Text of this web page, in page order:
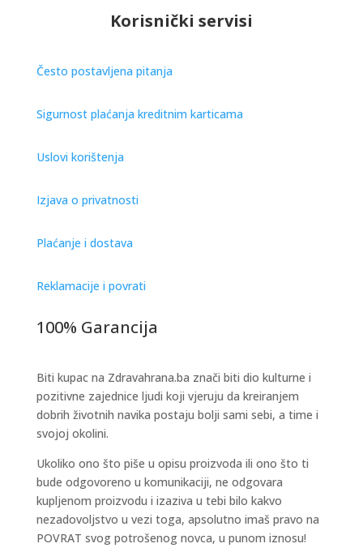
Korisnički servisi
Često postavljena pitanja
Sigurnost plaćanja kreditnim karticama
Uslovi korištenja
Izjava o privatnosti
Plaćanje i dostava
Reklamacije i povrati
100% Garancija
Biti kupac na Zdravahrana.ba znači biti dio kulturne i
pozitivne zajednice ljudi koji vjeruju da kreiranjem
dobrih životnih navika postaju bolji sami sebi, a time i
svojoj okolini.
Ukoliko ono što piše u opisu proizvoda ili ono što ti
bude odgovoreno u komunikaciji, ne odgovara
kupljenom proizvodu i izaziva u tebi bilo kakvo
nezadovoljstvo u vezi toga, apsolutno imaš pravo na
POVRAT svog potrošenog novca, u punom iznosu!